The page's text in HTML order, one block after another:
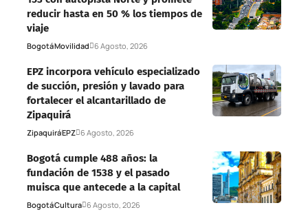
reducir hasta en 50 % los tiempos de
viaje
BogotáMovilidad 6 Agosto, 2026
EPZ incorpora vehículo especializado
de succión, presión y lavado para
fortalecer el alcantarillado de
Zipaquirá
ZipaquiráEPZ 6 Agosto, 2026
Bogotá cumple 488 años: la
fundación de 1538 y el pasado
muisca que antecede a la capital
BogotáCultura 6 Agosto, 2026